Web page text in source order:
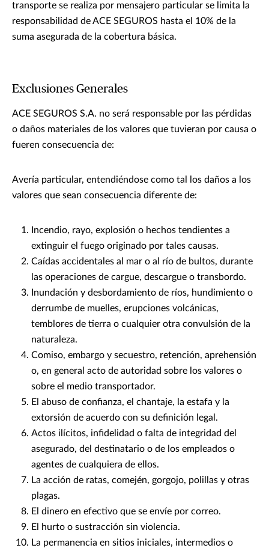
transporte se realiza por mensajero particular se limita la
responsabilidad de ACE SEGUROS hasta el 10% de la
suma asegurada de la cobertura básica.
Exclusiones Generales
ACE SEGUROS S.A. no será responsable por las pérdidas
o daños materiales de los valores que tuvieran por causa o
fueren consecuencia de:
Avería particular, entendiéndose como tal los daños a los
valores que sean consecuencia diferente de:
Incendio, rayo, explosión o hechos tendientes a
extinguir el fuego originado por tales causas.
Caídas accidentales al mar o al río de bultos, durante
las operaciones de cargue, descargue o transbordo.
Inundación y desbordamiento de ríos, hundimiento o
derrumbe de muelles, erupciones volcánicas,
temblores de tierra o cualquier otra convulsión de la
naturaleza.
Comiso, embargo y secuestro, retención, aprehensión
o, en general acto de autoridad sobre los valores o
sobre el medio transportador.
El abuso de confianza, el chantaje, la estafa y la
extorsión de acuerdo con su definición legal.
Actos ilícitos, infidelidad o falta de integridad del
asegurado, del destinatario o de los empleados o
agentes de cualquiera de ellos.
La acción de ratas, comején, gorgojo, polillas y otras
plagas.
El dinero en efectivo que se envíe por correo.
El hurto o sustracción sin violencia.
La permanencia en sitios iniciales, intermedios o